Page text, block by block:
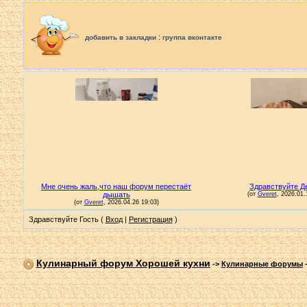
добавить в закладки: группа вконтакте
Здравствуйте Гость ( Вход| Регистрация)
Кулинарный форум Хорошей кухни->Кулинарные форумы